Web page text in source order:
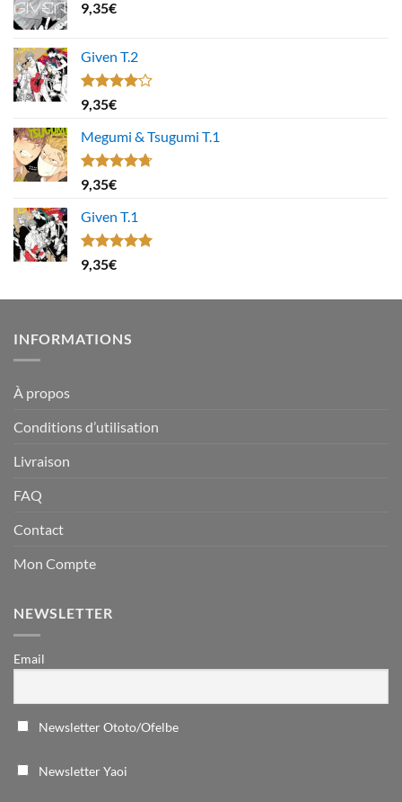
9,35€
Given T.2
Note
4.00
5
9,35€
Megumi & Tsugumi T.1
Note4.67
sur 5
9,35€
Given T.1
Note5.00
sur 5
9,35€
INFORMATIONS
À propos
Conditions d’utilisation
Livraison
FAQ
Contact
Mon Compte
NEWSLETTER
Email
Newsletter Ototo/Ofelbe
Newsletter Yaoi